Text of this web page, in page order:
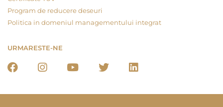
Program de reducere deseuri
Politica in domeniul managementului integrat
URMARESTE-NE